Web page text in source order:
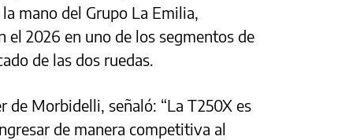
mano del Grupo La Emilia,
2026 en uno de los segmentos de
de las dos ruedas.
de Morbidelli, señaló: “La T250X es
de manera competitiva al